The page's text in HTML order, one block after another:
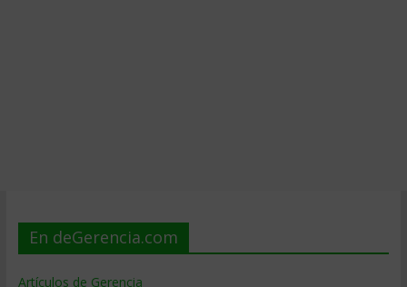
En deGerencia.com
Artículos de Gerencia